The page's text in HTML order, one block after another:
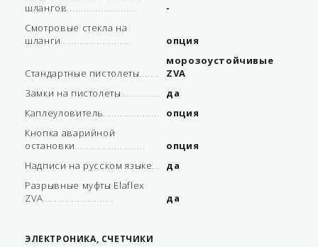
шлангов
-
Смотровые стекла на
шланги
опция
Стандартные пистолеты
морозоустойчивые
ZVA
Замки на пистолеты
да
Каплеуловитель
опция
Кнопка аварийной
остановки
опция
Надписи на русском языке
да
Разрывные муфты Elaflex
ZVA
да
ЭЛЕКТРОНИКА, СЧЕТЧИКИ